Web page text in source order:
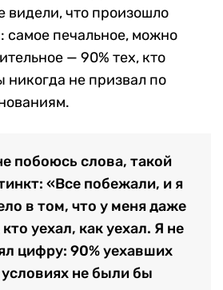
видели, что произошло
самое печальное, можно
— 90% тех, кто
никогда не призвал по
побоюсь слова, такой
«Все побежали, и я
в том, что у меня даже
уехал, как уехал. Я не
цифру: 90% уехавших
не были бы